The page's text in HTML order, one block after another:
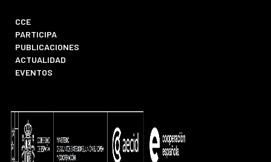
CCE
PARTICIPA
PUBLICACIONES
ACTUALIDAD
EVENTOS